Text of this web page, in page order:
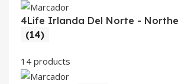
4Life Irlanda Del Norte -
(14)
14 products